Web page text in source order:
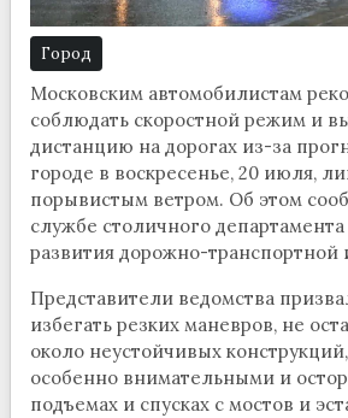
Город
Московским автомобилистам
соблюдать скоростной режим и
дистанцию на дорогах из-за
городе в воскресенье, 20 июля,
порывистым ветром. Об этом
службе столичного
развития дорожно-транспортной
Представители ведомства
избегать резких маневров, не
около неустойчивых
особенно внимательными и
подъемах и спусках с мостов и